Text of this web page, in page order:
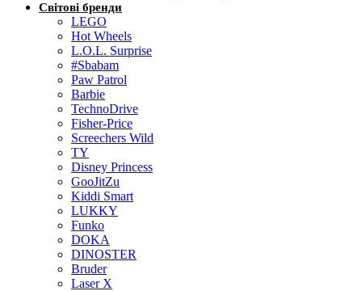
Світові бренди
LEGO
Hot Wheels
L.O.L. Surprise
#Sbabam
Paw Patrol
Barbie
TechnoDrive
Fisher-Price
Screechers Wild
TY
Disney Princess
GooJitZu
Kiddi Smart
LUKKY
Funko
DOKA
DINOSTER
Bruder
Laser X